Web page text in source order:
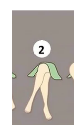
BINJAI
WN
CIREBON
WN
INDRAMAYU